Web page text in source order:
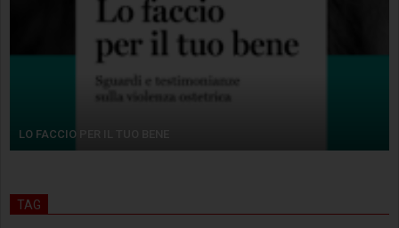
LO FACCIO PER IL TUO BENE
TAG